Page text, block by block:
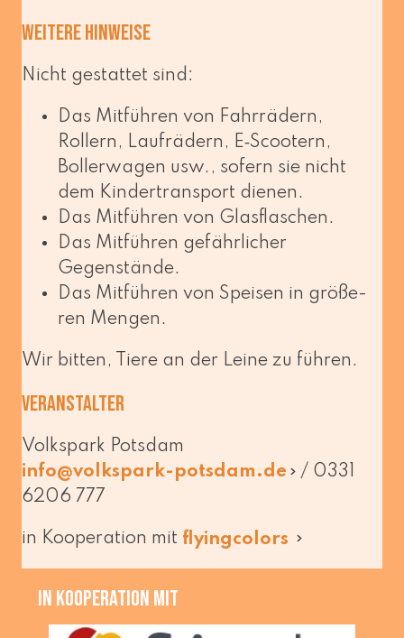
Weitere Hinweise
Nicht gestat­tet sind:
Das Mitführen von Fahrrädern,
Rollern, Laufrädern, E‑Scootern,
Bollerwagen usw., sofern sie nicht
dem Kindertransport dienen.
Das Mitführen von Glasflaschen.
Das Mitführen gefähr­li­cher
Gegenstände.
Das Mitführen von Speisen in grö­ße­
ren Mengen.
Wir bit­ten, Tiere an der Leine zu führen.
Veranstalter
Volkspark Potsdam
info@​volkspark-​potsdam.​de / 0331
6206 777
in Kooperation mit fly­ing­co­lors
in Kooperation mit